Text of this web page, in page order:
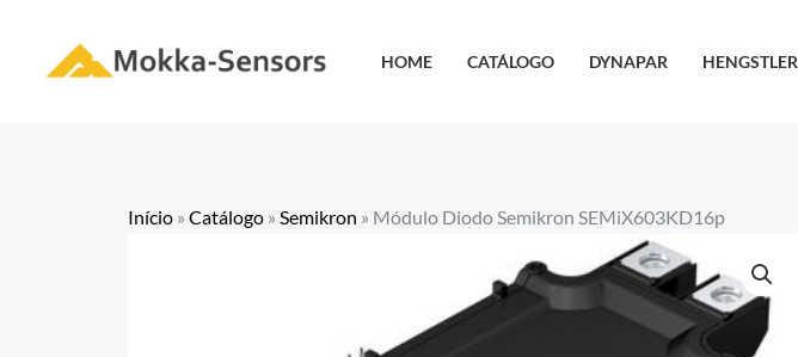
HOME CATÁLOGO DYNAPAR HENGSTLER
Início » Catálogo » Semikron » Módulo Diodo Semikron SEMiX603KD16p